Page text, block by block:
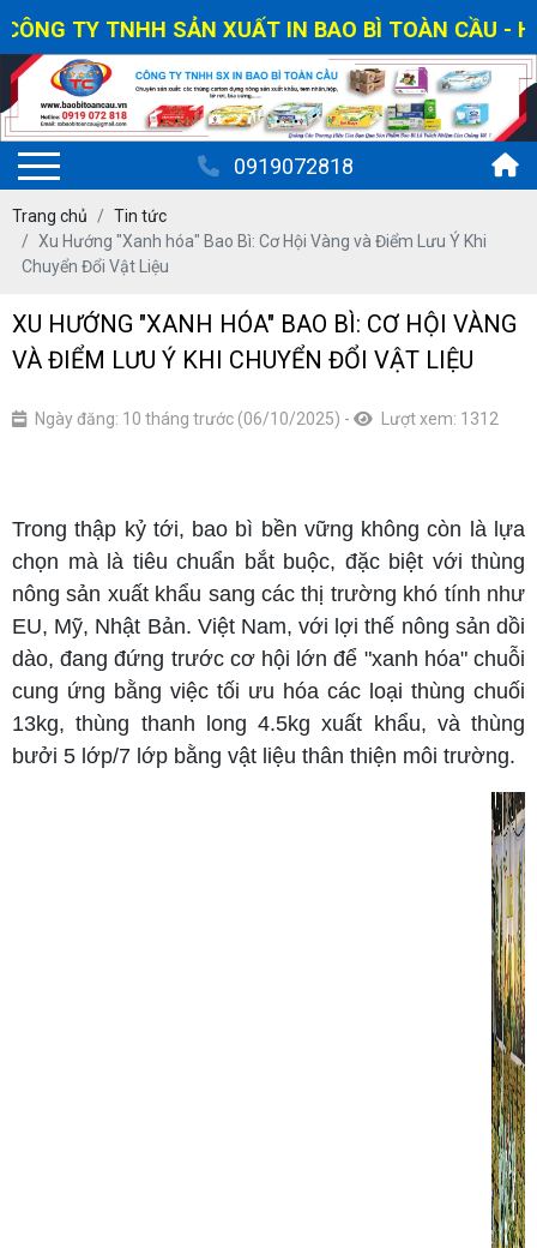
TY TNHH SẢN XUẤT IN BAO BÌ TOÀN CẦU -
0919072818
Trang chủ
Tin tức
Xu Hướng "Xanh hóa" Bao Bì: Cơ Hội Vàng và Điểm Lưu Ý Khi
Chuyển Đổi Vật Liệu
XU HƯỚNG "XANH HÓA" BAO BÌ: CƠ HỘI VÀNG
VÀ ĐIỂM LƯU Ý KHI CHUYỂN ĐỔI VẬT LIỆU
Ngày đăng: 10 tháng trước (06/10/2025) - Lượt xem: 1312
Trong thập kỷ tới, bao bì bền vững không còn là lựa
chọn mà là tiêu chuẩn bắt buộc, đặc biệt với thùng
nông sản xuất khẩu sang các thị trường khó tính như
EU, Mỹ, Nhật Bản. Việt Nam, với lợi thế nông sản dồi
dào, đang đứng trước cơ hội lớn để "xanh hóa" chuỗi
cung ứng bằng việc tối ưu hóa các loại thùng chuối
13kg, thùng thanh long 4.5kg xuất khẩu, và thùng
bưởi 5 lớp/7 lớp bằng vật liệu thân thiện môi trường.